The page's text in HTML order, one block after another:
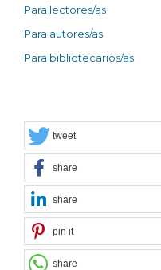
Para lectores/as
Para autores/as
Para bibliotecarios/as
tweet
share
share
pin it
share